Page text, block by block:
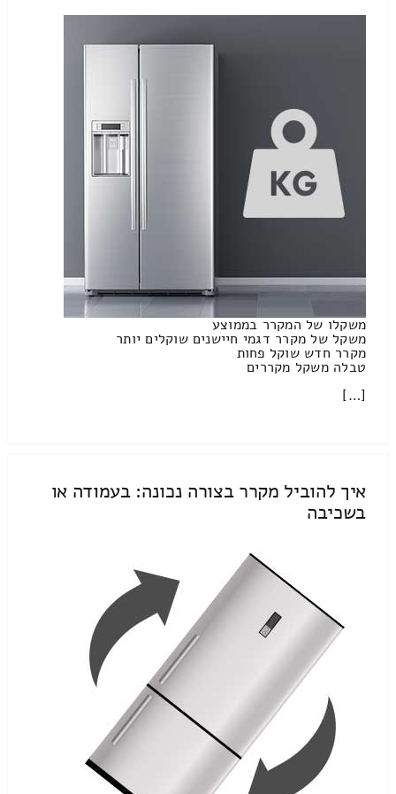
משקלו של המקרר בממוצע
משקל של מקרר דגמי חיישנים שוקלים יותר
מקרר חדש שוקל פחות
טבלה משקל מקררים
[…]
איך להוביל מקרר בצורה נכונה: בעמודה או
בשכיבה